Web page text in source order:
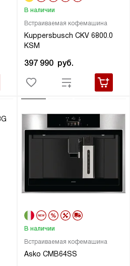
Встраиваемая кофемашина
Kuppersbusch CKV 6800.0
KSM
В наличии
397 990 руб.
Встраиваемая кофемашина
Asko CMB64SS
В наличии